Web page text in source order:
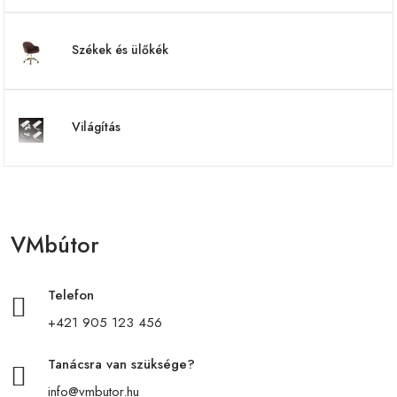
Székek és ülőkék
Világítás
VMbútor
Telefon
+421 905 123 456
Tanácsra van szüksége?
info@vmbutor.hu